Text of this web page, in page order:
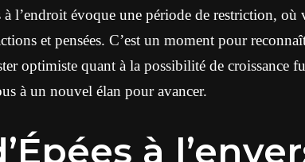
à l’endroit évoque une période de restriction,
et pensées. C’est un moment pour
optimiste quant à la possibilité de croissance
à un nouvel élan pour avancer.
à